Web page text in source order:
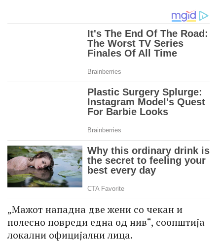
„Мажот нападна две жени со чекан и
полесно повреди една од нив“, соопштија
локални официјални лица.